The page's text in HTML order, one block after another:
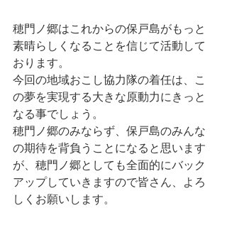
穂門ノ郷はこれからの保戸島がもっと
素晴らしくなることを信じて活動して
おります。
今回の地域おこし協力隊の着任は、こ
の夢を実現する大きな原動力にきっと
なる事でしょう。
穂門ノ郷のみならず、保戸島のみんな
の期待を背負うことになると思います
が、穂門ノ郷としても全面的にバック
アップしていきますので皆さん、よろ
しくお願いします。